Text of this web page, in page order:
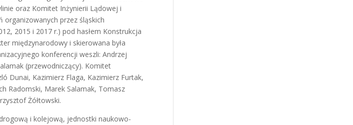
oraz Komitet Inżynierii Lądowej i
organizowanych przez śląskich
2015 i 2017 r.) pod hasłem Konstrukcja
międzynarodowy i skierowana była
konferencji weszli: Andrzej
(przewodniczący). Komitet
Dunai, Kazimierz Flaga, Kazimierz Furtak,
Radomski, Marek Salamak, Tomasz
Żółtowski.
i kolejową, jednostki naukowo-